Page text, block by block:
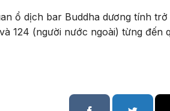
124 (người nước ngoài) từng